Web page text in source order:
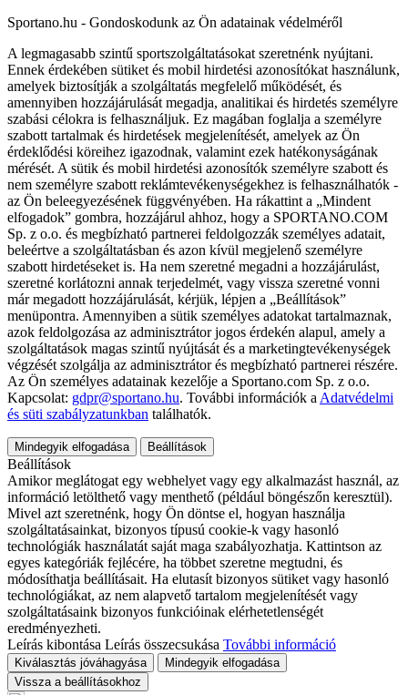
Sportano.hu - Gondoskodunk az Ön adatainak védelméről
A legmagasabb szintű sportszolgáltatásokat szeretnénk nyújtani.
Ennek érdekében sütiket és mobil hirdetési azonosítókat használunk,
amelyek biztosítják a szolgáltatás megfelelő működését, és
amennyiben hozzájárulását megadja, analitikai és hirdetés személyre
szabási célokra is felhasználjuk. Ez magában foglalja a személyre
szabott tartalmak és hirdetések megjelenítését, amelyek az Ön
érdeklődési köreihez igazodnak, valamint ezek hatékonyságának
mérését. A sütik és mobil hirdetési azonosítók személyre szabott és
nem személyre szabott reklámtevékenységekhez is felhasználhatók -
az Ön beleegyezésének függvényében. Ha rákattint a „Mindent
elfogadok” gombra, hozzájárul ahhoz, hogy a SPORTANO.COM
Sp. z o.o. és megbízható partnerei feldolgozzák személyes adatait,
beleértve a szolgáltatásban és azon kívül megjelenő személyre
szabott hirdetéseket is. Ha nem szeretné megadni a hozzájárulást,
szeretné korlátozni annak terjedelmét, vagy vissza szeretné vonni
már megadott hozzájárulását, kérjük, lépjen a „Beállítások”
menüpontra. Amennyiben a sütik személyes adatokat tartalmaznak,
azok feldolgozása az adminisztrátor jogos érdekén alapul, amely a
szolgáltatások magas szintű nyújtását és a marketingtevékenységek
végzését szolgálja az adminisztrátor és megbízható partnerei részére.
Az Ön személyes adatainak kezelője a Sportano.com Sp. z o.o.
Kapcsolat: gdpr@sportano.hu. További információk a Adatvédelmi
és süti szabályzatunkban találhatók.
Mindegyik elfogadása Beállítások
Beállítások
Amikor meglátogat egy webhelyet vagy egy alkalmazást használ, az
információ letölthető vagy menthető (például böngészőn keresztül).
Mivel azt szeretnénk, hogy Ön döntse el, hogyan használja
szolgáltatásainkat, bizonyos típusú cookie-k vagy hasonló
technológiák használatát saját maga szabályozhatja. Kattintson az
egyes kategóriák fejlécére, ha többet szeretne megtudni, és
módosíthatja beállításait. Ha elutasít bizonyos sütiket vagy hasonló
technológiákat, az nem alapvető tartalom megjelenítését vagy
szolgáltatásaink bizonyos funkcióinak elérhetetlenségét
eredményezheti.
Leírás kibontása Leírás összecsukása További információ
Kiválasztás jóváhagyása
Mindegyik elfogadása
Vissza a beállításokhoz